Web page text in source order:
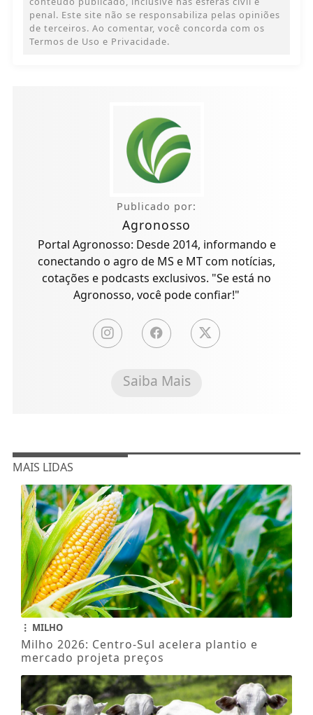
penal. Este site não se responsabiliza pelas opiniões
de terceiros. Ao comentar, você concorda com os
Termos de Uso e Privacidade.
Agronosso
Portal Agronosso: Desde 2014, informando e
conectando o agro de MS e MT com notícias,
cotações e podcasts exclusivos. "Se está no
Agronosso, você pode confiar!"
Saiba Mais
MAIS LIDAS
MILHO
Milho 2026: Centro-Sul acelera plantio e
mercado projeta preços